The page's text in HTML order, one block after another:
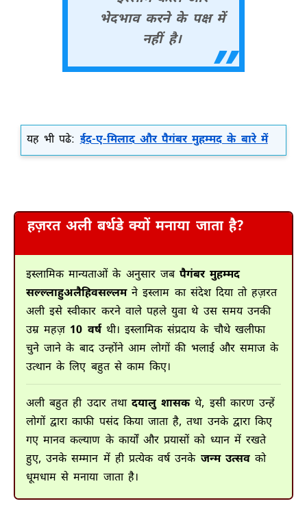
भेदभाव करने के पक्ष में
नहीं है।
यह भी पढे:ईद-ए-मिलाद और पैगंबर मुहम्मद के बारे में
हज़रत अली बर्थडे क्यों मनाया जाता है?
इस्लामिक मान्यताओं के अनुसार जब पैगंबर मुहम्मद
सल्ल्लाहुअलैहिवसल्लमने इस्लाम का संदेश दिया तो हज़रत
अली इसे स्वीकार करने वाले पहले युवा थे उस समय उनकी
उम्र महज़ 10 वर्षथी। इस्लामिक संप्रदाय के चौथे खलीफा
चुने जाने के बाद उन्होंने आम लोगों की भलाई और समाज के
उत्थान के लिए बहुत से काम किए।
अली बहुत ही उदार तथा दयालु शासकथे, इसी कारण उन्हें
लोगों द्वारा काफी पसंद किया जाता है, तथा उनके द्वारा किए
गए मानव कल्याण के कार्यों और प्रयासों को ध्यान में रखते
हुए, उनके सम्मान में ही प्रत्येक वर्ष उनके जन्म उत्सवको
धूमधाम से मनाया जाता है।